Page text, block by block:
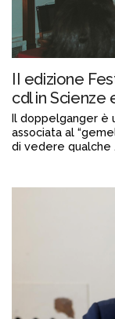
II edizione
cdl in
Il doppelganger è
associata al
di vedere qualche